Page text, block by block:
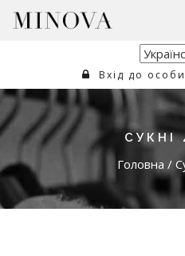
Вхід до
СУКНІ
Головна /